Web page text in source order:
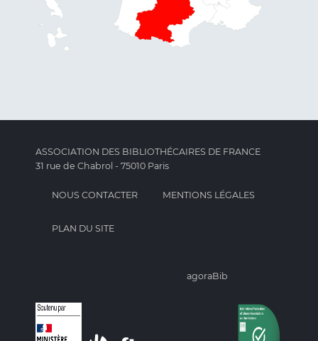
ASSOCIATION DES BIBLIOTHÉCAIRES DE FRANCE
31 rue de Chabrol - 75010 Paris
NOUS CONTACTER MENTIONS LÉGALES
PLAN DU SITE
agoraBib